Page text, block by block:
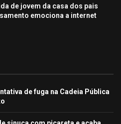
de jovem da casa dos pais
emociona a internet
de fuga na Cadeia Pública